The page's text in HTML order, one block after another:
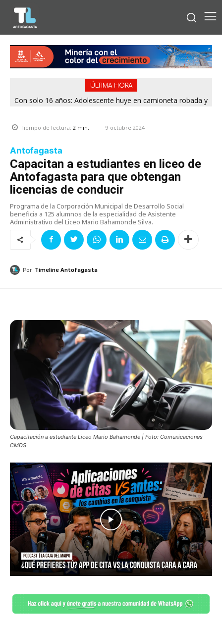
ÚLTIMA HORA
Con solo 16 años: Adolescente huye en camioneta robada y
Tiempo de lectura: 2 min. 9 octubre 2024
Antofagasta
Capacitan a estudiantes en liceo de
Antofagasta para que obtengan
licencias de conducir
Programa de la Corporación Municipal de Desarrollo Social
beneficia a 125 alumnos de la especialidad de Asistente
Administrativo del Liceo Mario Bahamonde Silva.
Por Timeline Antofagasta
Capacitación a estudiante Liceo Mario Bahamonde | Foto: Comunicaciones
CMDS